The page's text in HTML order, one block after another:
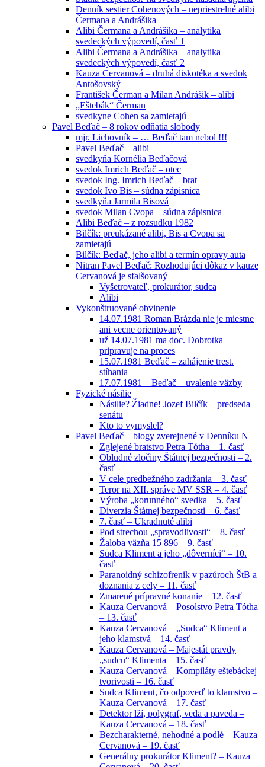
Denník sestier Cohenových – nepriestrelné alibi
Čermana a Andrášika
Alibi Čermana a Andrášika – analytika
svedeckých výpovedí, časť 1
Alibi Čermana a Andrášika – analytika
svedeckých výpovedí, časť 2
Kauza Cervanová – druhá diskotéka a svedok
Antošovský
František Čerman a Milan Andrášik – alibi
„Eštebák“ Čerman
svedkyne Cohen sa zamietajú
Pavel Beďač – 8 rokov odňatia slobody
mjr. Lichovník – … Beďač tam nebol !!!
Pavel Beďač – alibi
svedkyňa Kornélia Beďačová
svedok Imrich Beďač – otec
svedok Ing. Imrich Beďač – brat
svedok Ivo Bis – súdna zápisnica
svedkyňa Jarmila Bisová
svedok Milan Cvopa – súdna zápisnica
Alibi Beďač – z rozsudku 1982
Bilčík: preukázané alibi, Bis a Cvopa sa
zamietajú
Bilčík: Beďač, jeho alibi a termín opravy auta
Nitran Pavel Beďač: Rozhodujúci dôkaz v kauze
Cervanová je sfalšovaný
Vyšetrovateľ, prokurátor, sudca
Alibi
Vykonštruované obvinenie
14.07.1981 Roman Brázda nie je miestne
ani vecne orientovaný
už 14.07.1981 ma doc. Dobrotka
pripravuje na proces
15.07.1981 Beďač – zahájenie trest.
stíhania
17.07.1981 – Beďač – uvalenie väzby
Fyzické násilie
Násilie? Žiadne! Jozef Bilčík – predseda
senátu
Kto to vymyslel?
Pavel Beďač – blogy zverejnené v Denníku N
Zglejené bratstvo Petra Tótha – 1. časť
Obludné zločiny Štátnej bezpečnosti – 2.
časť
V cele predbežného zadržania – 3. časť
Teror na XII. správe MV SSR – 4. časť
Výroba „korunného“ svedka – 5. časť
Diverzia Štátnej bezpečnosti – 6. časť
7. časť – Ukradnuté alibi
Pod strechou „spravodlivosti“ – 8. časť
Žaloba väzňa 15 896 – 9. časť
Sudca Kliment a jeho „dôverníci“ – 10.
časť
Paranoidný schizofrenik v pazúroch ŠtB a
doznania z cely – 11. časť
Zmarené prípravné konanie – 12. časť
Kauza Cervanová – Posolstvo Petra Tótha
– 13. časť
Kauza Cervanová – „Sudca“ Kliment a
jeho klamstvá – 14. časť
Kauza Cervanová – Majestát pravdy
„sudcu“ Klimenta – 15. časť
Kauza Cervanová – Kompiláty eštebáckej
tvorivosti – 16. časť
Sudca Kliment, čo odpoveď to klamstvo –
Kauza Cervanová – 17. časť
Detektor lží, polygraf, veda a paveda –
Kauza Cervanová – 18. časť
Bezcharakterné, nehodné a podlé – Kauza
Cervanová – 19. časť
Generálny prokurátor Kliment? – Kauza